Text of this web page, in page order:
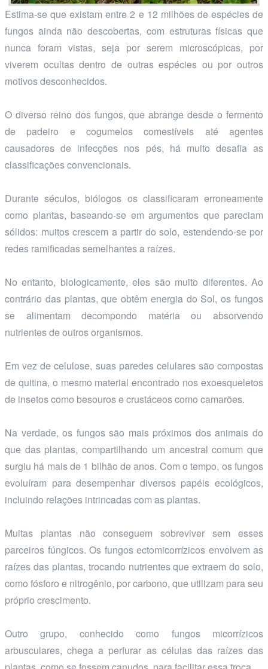
Estima-se que existam entre 2 e 12 milhões de espécies de
fungos ainda não descobertas, com estruturas físicas que
nunca foram vistas, seja por serem microscópicas, por
viverem ocultas dentro de outras espécies ou por outros
motivos desconhecidos.
O diverso reino dos fungos, que abrange desde o fermento
de padeiro e cogumelos comestíveis até agentes
causadores de infecções nos pés, há muito desafia as
classificações convencionais.
Durante séculos, biólogos os classificaram erroneamente
como plantas, baseando-se em argumentos que pareciam
sólidos: muitos crescem a partir do solo, estendendo-se por
redes ramificadas semelhantes a raízes.
No entanto, biologicamente, eles são muito diferentes. Ao
contrário das plantas, que obtêm energia do Sol, os fungos
se alimentam decompondo matéria ou absorvendo
nutrientes de outros organismos.
Em vez de celulose, suas paredes celulares são compostas
de quitina, o mesmo material encontrado nos exoesqueletos
de insetos como besouros e crustáceos como camarões.
Na verdade, os fungos são mais próximos dos animais do
que das plantas, compartilhando um ancestral comum que
surgiu há mais de 1 bilhão de anos. Com o tempo, os fungos
evoluíram para desempenhar diversos papéis ecológicos,
incluindo relações intrincadas com as plantas.
Muitas plantas não conseguem sobreviver sem esses
parceiros fúngicos. Os fungos ectomicorrízicos envolvem as
raízes das plantas, trocando nutrientes que extraem do solo,
como fósforo e nitrogênio, por carbono, que utilizam para seu
próprio crescimento.
Outro grupo, conhecido como fungos micorrízicos
arbusculares, chega a perfurar as células das raízes das